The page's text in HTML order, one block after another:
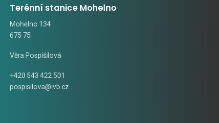
Terénní stanice Mohelno
Mohelno 134
675 75
Věra Pospíšilová
+420 543 422 501
pospisilova@ivb.cz